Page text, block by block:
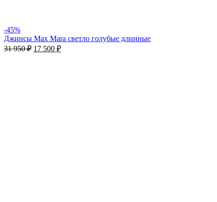
-45%
Джинсы Max Mara светло голубые длинные
31 950₽ 17 500 ₽